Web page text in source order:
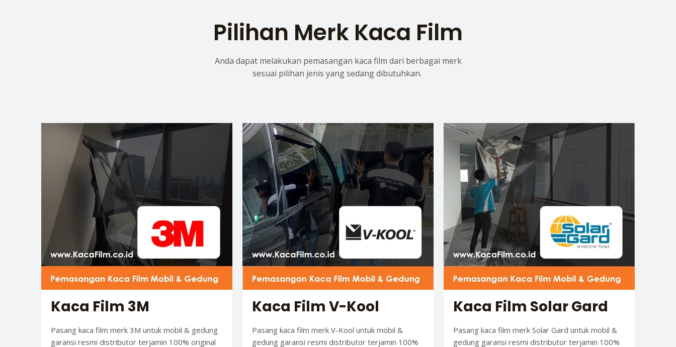
Pilihan Merk Kaca Film
Anda dapat melakukan pemasangan kaca film dari berbagai merk
sesuai pilihan jenis yang sedang dibutuhkan.
Kaca Film 3M
Pasang kaca film merk 3M untuk mobil & gedung
garansi resmi distributor terjamin 100% original
Kaca Film V-Kool
Pasang kaca film merk V-Kool untuk mobil &
gedung garansi resmi distributor terjamin 100%
Kaca Film Solar Gard
Pasang kaca film merk Solar Gard untuk mobil &
gedung garansi resmi distributor terjamin 100%